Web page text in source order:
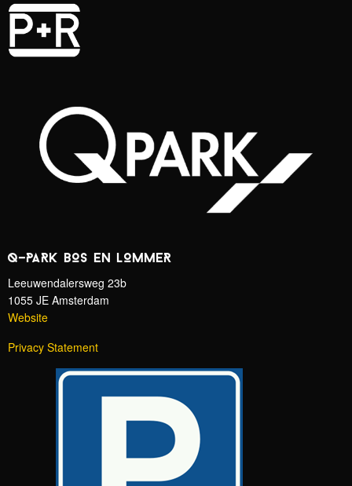
Q-PARK BOS EN LOMMER
Leeuwendalersweg 23b
1055 JE Amsterdam
Website
Privacy Statement